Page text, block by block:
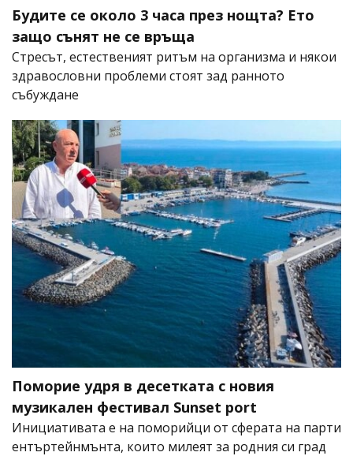
Будите се около 3 часа през нощта? Ето
защо сънят не се връща
Стресът, естественият ритъм на организма и някои
здравословни проблеми стоят зад ранното
събуждане
Поморие удря в десетката с новия
музикален фестивал Sunset port
Инициативата е на поморийци от сферата на парти
ентъртейнмънта, които милеят за родния си град